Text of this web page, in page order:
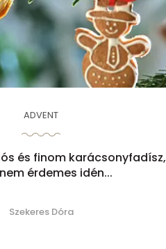
ADVENT
és finom karácsonyfadísz,
érdemes idén...
Szekeres Dóra